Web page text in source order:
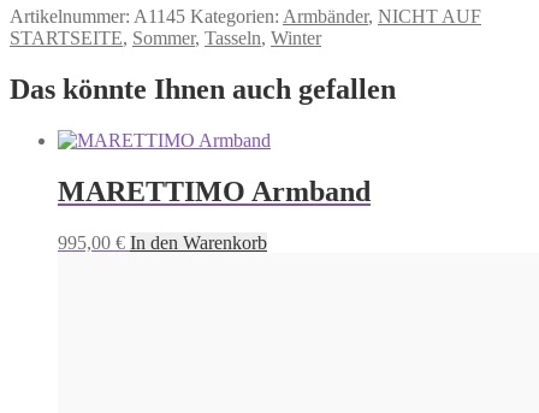
Artikelnummer: A1145 Kategorien: Armbänder, NICHT AUF
STARTSEITE, Sommer, Tasseln, Winter
Das könnte Ihnen auch gefallen
MARETTIMO Armband
995,00 € In den Warenkorb